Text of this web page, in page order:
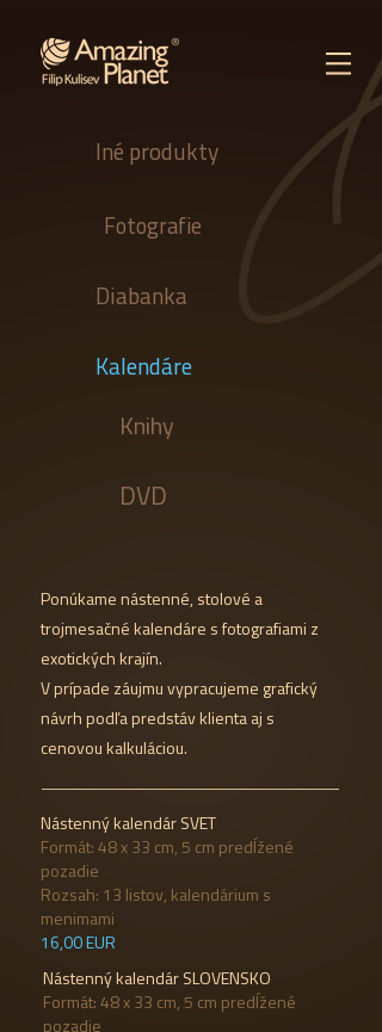
Iné produkty
Fotografie
Diabanka
Kalendáre
Knihy
DVD
Ponúkame nástenné, stolové a
trojmesačné kalendáre s fotografiami z
exotických krajín.
V prípade záujmu vypracujeme grafický
návrh podľa predstáv klienta aj s
cenovou kalkuláciou.
Nástenný kalendár SVET
Formát: 48 x 33 cm, 5 cm predĺžené
pozadie
Rozsah: 13 listov, kalendárium s
menimami
16,00 EUR
Nástenný kalendár SLOVENSKO
Formát: 48 x 33 cm, 5 cm predĺžené
pozadie